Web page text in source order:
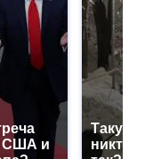
США и
Такую
никто